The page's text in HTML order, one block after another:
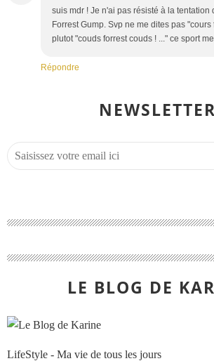
suis mdr ! Je n'ai pas résisté à la tentation
Forrest Gump. Svp ne me dites pas
plutot "couds forrest couds ! ..." ce sport
Répondre
NEWSLETTER
LE BLOG DE
LifeStyle - Ma vie de tous les jours